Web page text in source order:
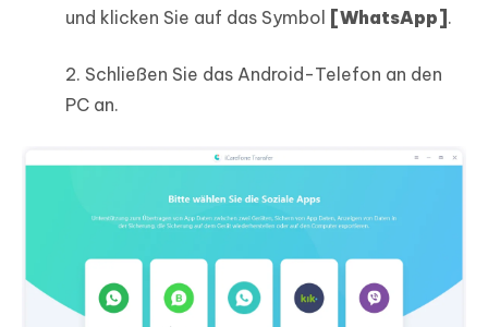
und klicken Sie auf das Symbol
[WhatsApp] .
2. Schließen Sie das Android-Telefon an den
PC an.